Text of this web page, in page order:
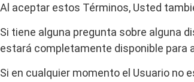
Al aceptar estos Términos, Usted
Si tiene alguna pregunta sobre alguna
estará completamente disponible para
Si en cualquier momento el Usuario no